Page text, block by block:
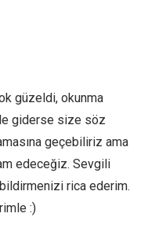
güzeldi, okunma
giderse size söz
geçebiliriz ama
edeceğiz. Sevgili
bildirmenizi rica ederim.
:)